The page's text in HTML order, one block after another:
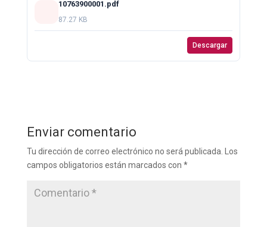
10763900001.pdf
87.27 KB
Descargar
Enviar comentario
Tu dirección de correo electrónico no será publicada.
Los
campos obligatorios están marcados con *